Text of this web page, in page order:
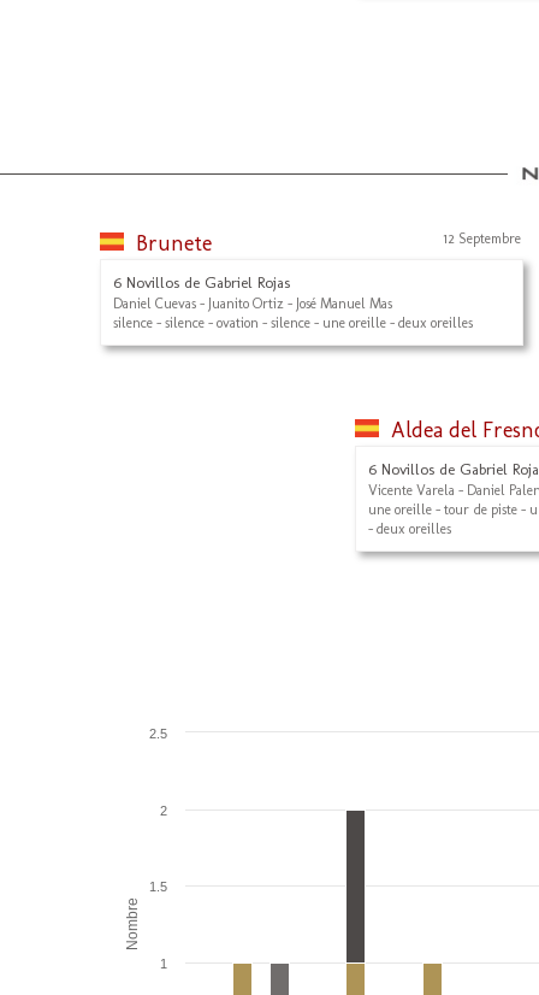
Brunete 12 Septembre
6 Novillos de Gabriel Rojas
Daniel Cuevas - Juanito Ortiz - José Manuel Mas
silence - silence - ovation - silence - une oreille - deux oreilles
Aldea del
6 Novillos de Gabriel
Vicente Varela - Daniel
une oreille - tour de piste -
- deux oreilles
Nombre
1
1.5
2
2.5